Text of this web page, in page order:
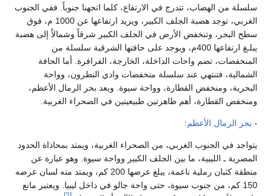
من الهضاب، تتدرج في الارتفاع، كلما اتجهنا جنوباً. ففي الجنوب
الغربي، توجد هضبة الجلف الكبير، ويزيد ارتفاعها عن 1000 م، فوق
البحر، وتنخفض الأرض في الجلف الكبير شرقاً وشمالاُ إلى هضبة
يبلـغ ارتفاعها 400م، ويوجد على حافتها الشرقية سلسلة من
تضم واحات الداخلة، الخارجة، الفرافرة. أما الحافة
فتنتهي عند سلسلة منخفضات وادي النطرون، وواحة
ومنخفض القطارة، وواحة سيوة. ويعد بحر الرمال الأعظم،
القطارة، أهم ظاهرتين طبيعيتين في الصحراء الغربية.
الرمال الأعظم:
في الجنوب الغربي، من الصحراء الغربية، ويمتد بمحاذاة الحدود
ـ الليبية، ما بين الجلف الكبير وواحة سيوة. وهو عبارة عن
منطقة كثبان رملية ناعمة، يبلغ عرضها 200 كم، ويمتد منه لسان عرضه
150 كم، من جنوب سيوة، حتى واحة جالو في داخل ليبيا. ويعتبر مانع